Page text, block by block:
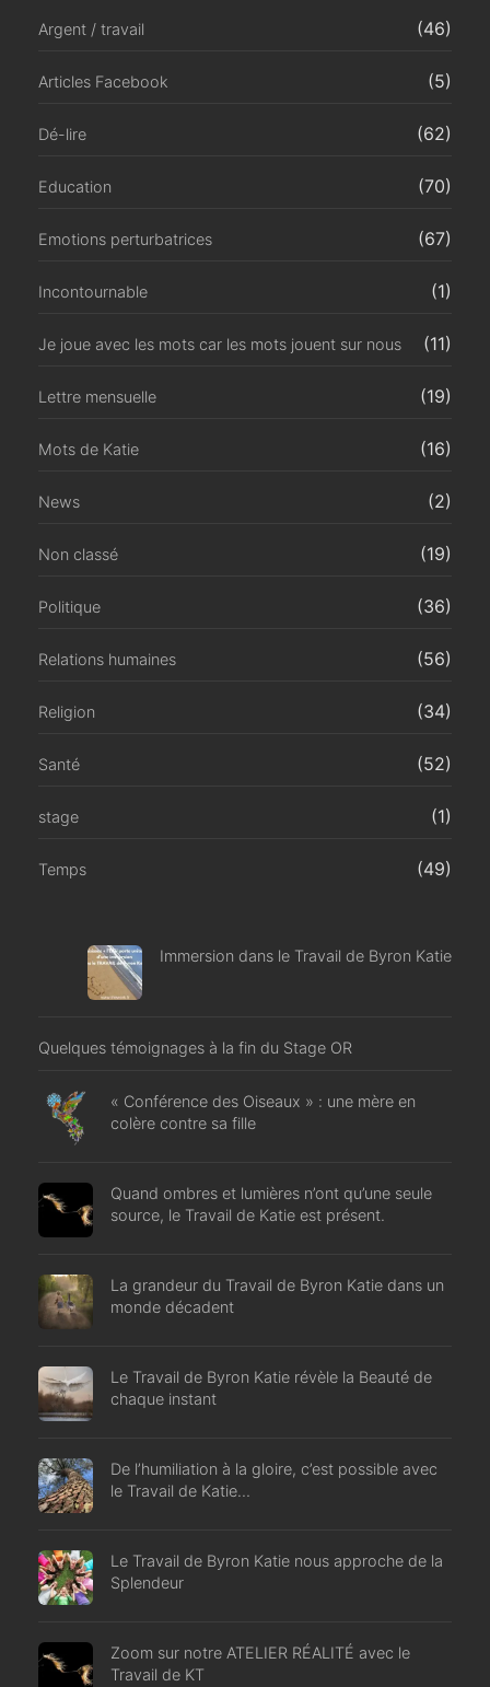
Argent / travail (46)
Articles Facebook (5)
Dé-lire (62)
Education (70)
Emotions perturbatrices (67)
Incontournable (1)
Je joue avec les mots car les mots jouent sur nous (11)
Lettre mensuelle (19)
Mots de Katie (16)
News (2)
Non classé (19)
Politique (36)
Relations humaines (56)
Religion (34)
Santé (52)
stage (1)
Temps (49)
Immersion dans le Travail de Byron Katie
Quelques témoignages à la fin du Stage OR
« Conférence des Oiseaux » : une mère en
colère contre sa fille
Quand ombres et lumières n’ont qu’une seule
source, le Travail de Katie est présent.
La grandeur du Travail de Byron Katie dans un
monde décadent
Le Travail de Byron Katie révèle la Beauté de
chaque instant
De l’humiliation à la gloire, c’est possible avec
le Travail de Katie…
Le Travail de Byron Katie nous approche de la
Splendeur
Zoom sur notre ATELIER RÉALITÉ avec le
Travail de KT